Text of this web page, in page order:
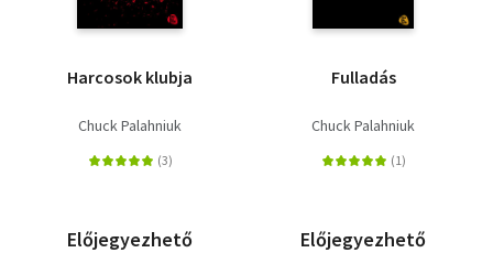
Harcosok klubja
Chuck Palahniuk
Előjegyezhető
Fulladás
Chuck Palahniuk
Előjegyezhető